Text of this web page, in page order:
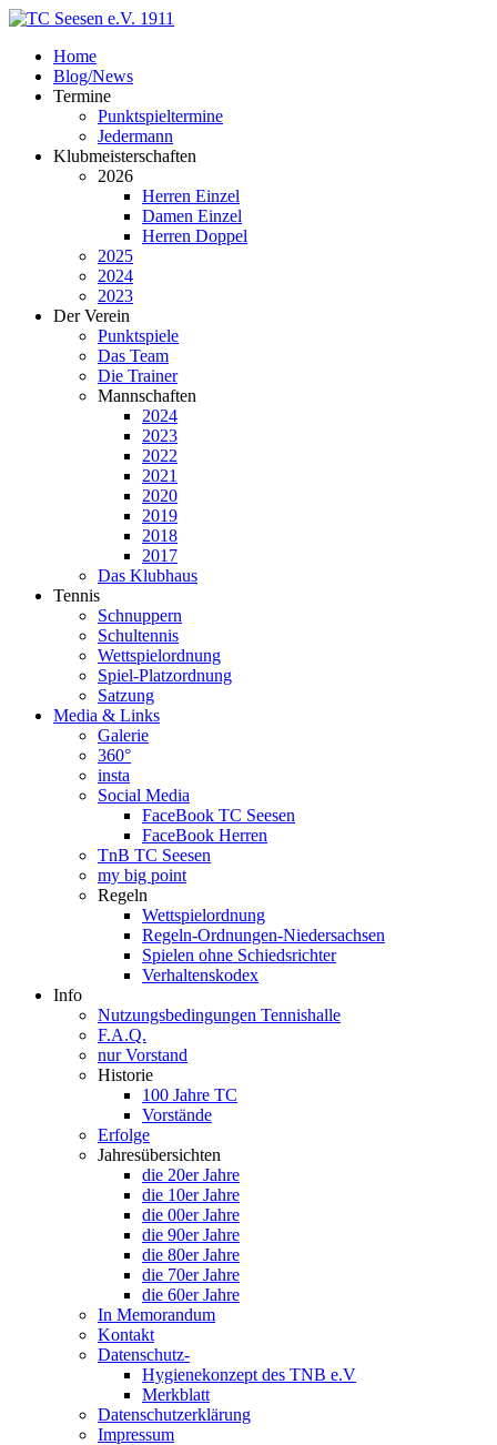
Home
Blog/News
Termine
Punktspieltermine
Jedermann
Klubmeisterschaften
2026
Herren Einzel
Damen Einzel
Herren Doppel
2025
2024
2023
Der Verein
Punktspiele
Das Team
Die Trainer
Mannschaften
2024
2023
2022
2021
2020
2019
2018
2017
Das Klubhaus
Tennis
Schnuppern
Schultennis
Wettspielordnung
Spiel-Platzordnung
Satzung
Media & Links
Galerie
360°
insta
Social Media
FaceBook TC Seesen
FaceBook Herren
TnB TC Seesen
my big point
Regeln
Wettspielordnung
Regeln-Ordnungen-Niedersachsen
Spielen ohne Schiedsrichter
Verhaltenskodex
Info
Nutzungsbedingungen Tennishalle
F.A.Q.
nur Vorstand
Historie
100 Jahre TC
Vorstände
Erfolge
Jahresübersichten
die 20er Jahre
die 10er Jahre
die 00er Jahre
die 90er Jahre
die 80er Jahre
die 70er Jahre
die 60er Jahre
In Memorandum
Kontakt
Datenschutz-
Hygienekonzept des TNB e.V
Merkblatt
Datenschutzerklärung
Impressum